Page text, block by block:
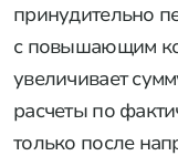
принудительно
с повышающим
увеличивает
расчеты по
только после